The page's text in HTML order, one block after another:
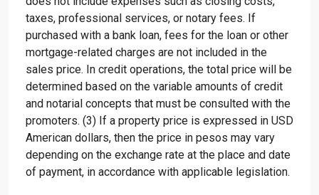
taxes, professional services, or notary fees. If
purchased with a bank loan, fees for the loan or other
mortgage-related charges are not included in the
sales price. In credit operations, the total price will be
determined based on the variable amounts of credit
and notarial concepts that must be consulted with the
promoters. (3) If a property price is expressed in USD
American dollars, then the price in pesos may vary
depending on the exchange rate at the place and date
of payment, in accordance with applicable legislation.